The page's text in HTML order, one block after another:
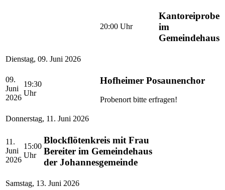
20:00 Uhr
Kantoreiprobe
im
Gemeindehaus
Dienstag, 09. Juni 2026
09.
Juni
2026
19:30
Uhr
Hofheimer Posaunenchor
Probenort bitte erfragen!
Donnerstag, 11. Juni 2026
11.
Juni
2026
15:00
Uhr
Blockflötenkreis mit Frau
Bereiter im Gemeindehaus
der Johannesgemeinde
Samstag, 13. Juni 2026